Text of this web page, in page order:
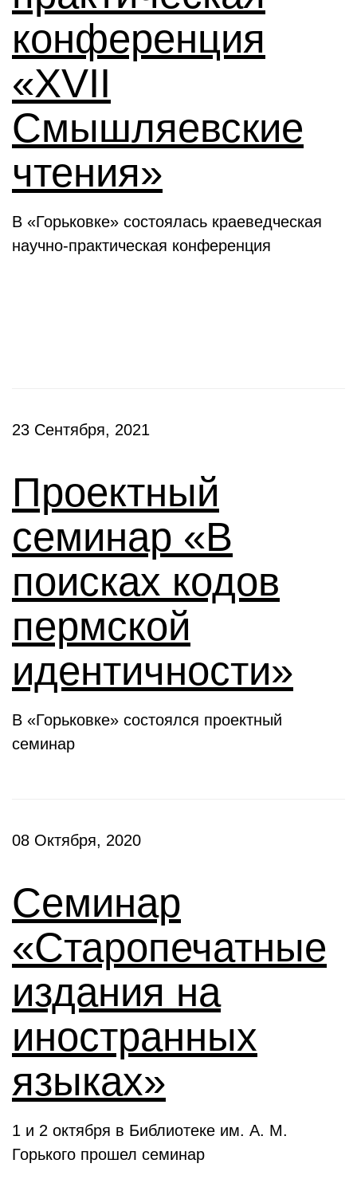
конференция
«XVII
Смышляевские
чтения»
В «Горьковке» состоялась краеведческая
научно-практическая конференция
23 Сентября, 2021
Проектный
семинар «В
поисках кодов
пермской
идентичности»
В «Горьковке» состоялся проектный
семинар
08 Октября, 2020
Семинар
«Старопечатные
издания на
иностранных
языках»
1 и 2 октября в Библиотеке им. А. М.
Горького прошел семинар